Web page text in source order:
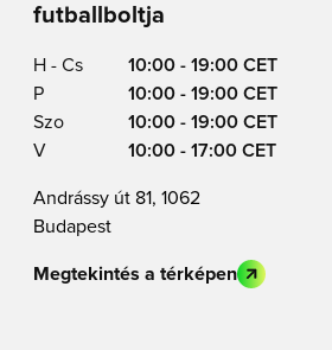
futballboltja
H - Cs
10:00 - 19:00 CET
P
10:00 - 19:00 CET
Szo
10:00 - 19:00 CET
V
10:00 - 17:00 CET
Andrássy út 81, 1062
Budapest
Megtekintés a térképen